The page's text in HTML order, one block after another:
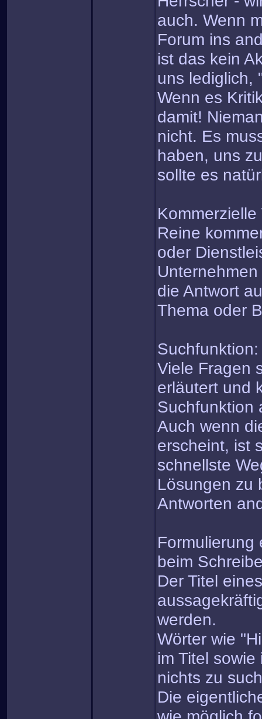
auch. Wenn
Forum ins
ist das kein
uns lediglich,
Wenn es
damit!
nicht. Es
haben, uns
sollte es
Reine
oder
die Antwort
Thema oder
Suchfunktion:
Viele Fragen
erläutert und
Suchfunktion
Auch wenn
erscheint, ist
schnellste
Lösungen zu
Antworten
Formulierung
beim
Der Titel
werden.
Wörter wie
im Titel
nichts zu
Die